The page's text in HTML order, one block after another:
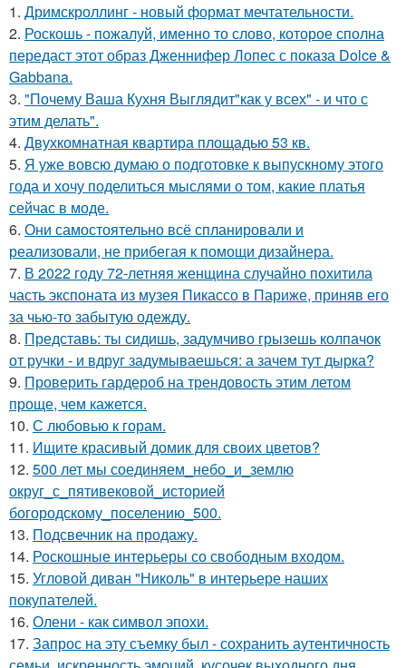
1. Дримскроллинг - новый формат мечтательности.
2. Роскошь - пожалуй, именно то слово, которое сполна
передаст этот образ Дженнифер Лопес с показа Dolce &
Gabbana.
3. "Почему Ваша Кухня Выглядит"как у всех" - и что с
этим делать".
4. Двухкомнатная квартира площадью 53 кв.
5. Я уже вовсю думаю о подготовке к выпускному этого
года и хочу поделиться мыслями о том, какие платья
сейчас в моде.
6. Они самостоятельно всё спланировали и
реализовали, не прибегая к помощи дизайнера.
7. В 2022 году 72-летняя женщина случайно похитила
часть экспоната из музея Пикассо в Париже, приняв его
за чью-то забытую одежду.
8. Представь: ты сидишь, задумчиво грызешь колпачок
от ручки - и вдруг задумываешься: а зачем тут дырка?
9. Проверить гардероб на трендовость этим летом
проще, чем кажется.
10. С любовью к горам.
11. Ищите красивый домик для своих цветов?
12. 500 лет мы соединяем_небо_и_землю
округ_с_пятивековой_историей
богородскому_поселению_500.
13. Подсвечник на продажу.
14. Роскошные интерьеры со свободным входом.
15. Угловой диван "Николь" в интерьере наших
покупателей.
16. Олени - как символ эпохи.
17. Запрос на эту съемку был - сохранить аутентичность